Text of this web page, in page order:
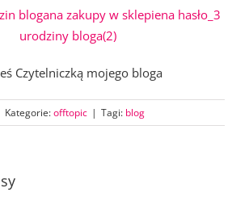
Czytelniczką mojego bloga
Kategorie:offtopic | Tagi: blog